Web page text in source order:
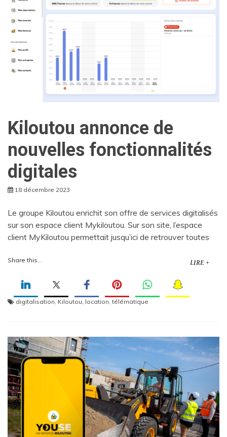
Kiloutou annonce de
nouvelles fonctionnalités
digitales
18 décembre 2023
Le groupe Kiloutou enrichit son offre de services digitalisés
sur son espace client Mykiloutou. Sur son site, l’espace
client MyKiloutou permettait jusqu’ici de retrouver toutes
Share this... LIRE +
digitalisation, Kiloutou, location,télématique